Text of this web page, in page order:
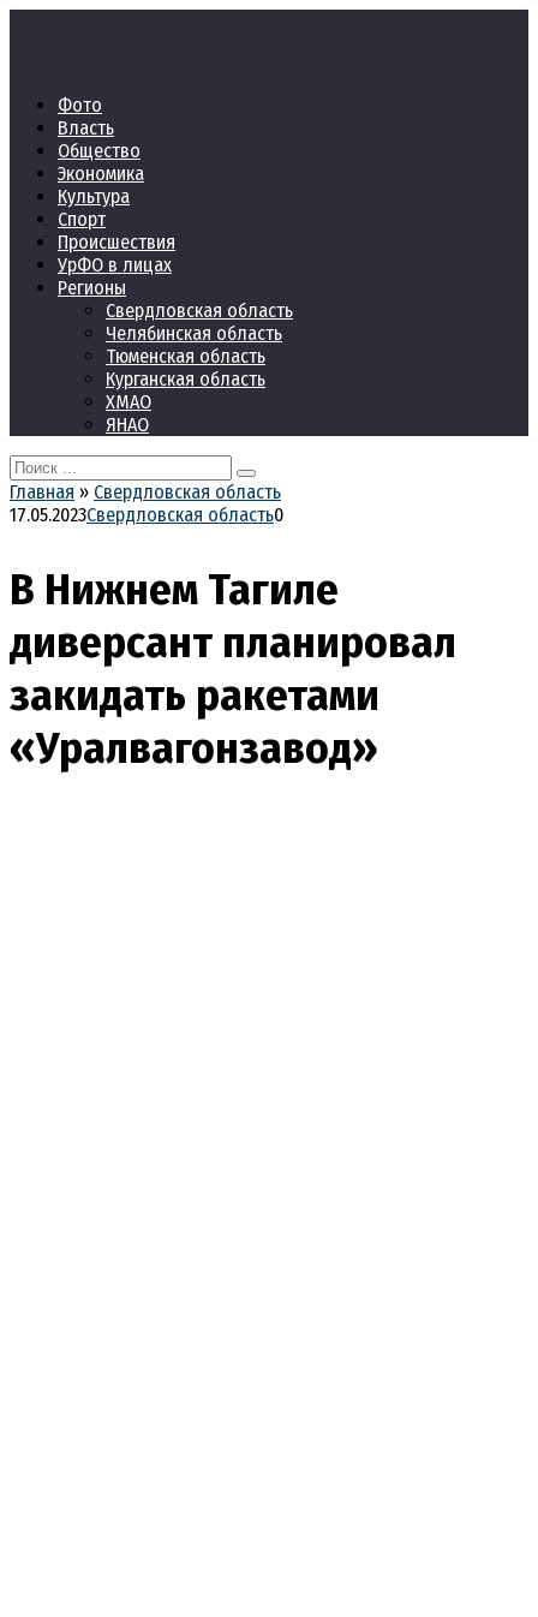
Фото
Власть
Общество
Экономика
Культура
Спорт
Происшествия
УрФО в лицах
Регионы
Свердловская область
Челябинская область
Тюменская область
Курганская область
ХМАО
ЯНАО
Search
for:
Главная » Свердловская область
17.05.2023Свердловская область0
В Нижнем Тагиле
диверсант планировал
закидать ракетами
«Уралвагонзавод»